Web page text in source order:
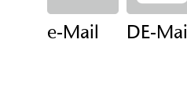
e-Mail DE-Mail